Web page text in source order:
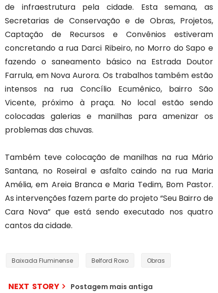
de infraestrutura pela cidade. Esta semana, as
Secretarias de Conservação e de Obras, Projetos,
Captação de Recursos e Convênios estiveram
concretando a rua Darci Ribeiro, no Morro do Sapo e
fazendo o saneamento básico na Estrada Doutor
Farrula, em Nova Aurora. Os trabalhos também estão
intensos na rua Concílio Ecumênico, bairro São
Vicente, próximo à praça. No local estão sendo
colocadas galerias e manilhas para amenizar os
problemas das chuvas.
Também teve colocação de manilhas na rua Mário
Santana, no Roseiral e asfalto caindo na rua Maria
Amélia, em Areia Branca e Maria Tedim, Bom Pastor.
As intervenções fazem parte do projeto “Seu Bairro de
Cara Nova” que está sendo executado nos quatro
cantos da cidade.
Baixada Fluminense Belford Roxo Obras
NEXT STORY Postagem mais antiga